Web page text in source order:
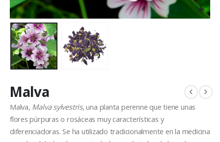
Malva
Malva, Malva sylvestris, una planta perenne que tiene unas
flores púrpuras o rosáceas muy características y
diferenciadoras. Se ha utilizado tradicionalmente en la medicina